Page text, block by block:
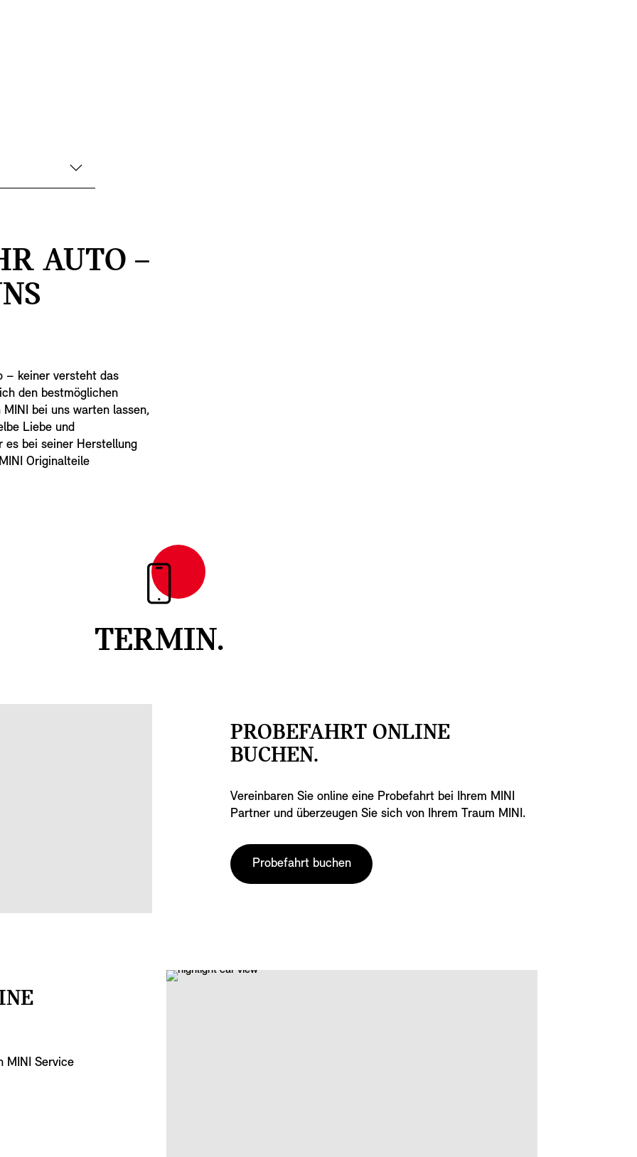
AUTO –
– keiner versteht das
den bestmöglichen
bei uns warten lassen,
Liebe und
es bei seiner Herstellung
Originalteile
TERMIN.
PROBEFAHRT ONLINE
BUCHEN.
Vereinbaren Sie online eine Probefahrt bei Ihrem MINI
Partner und überzeugen Sie sich von Ihrem Traum MINI.
Probefahrt buchen
MINI Service